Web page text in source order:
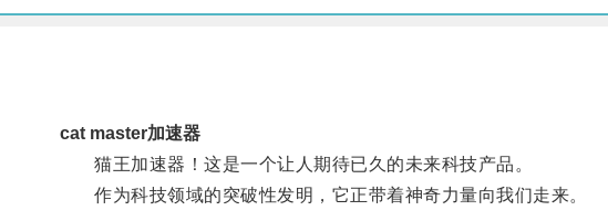
cat master加速器
猫王加速器！这是一个让人期待已久的未来科技产品。
作为科技领域的突破性发明，它正带着神奇力量向我们走来。